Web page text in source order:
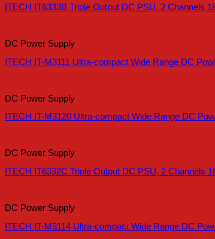
ITECH IT6333B Triple Output DC PSU, 2 Channels
DC Power Supply
ITECH IT-M3111 Ultra-compact Wide Range DC
DC Power Supply
ITECH IT-M3120 Ultra-compact Wide Range DC
DC Power Supply
ITECH IT6332C Triple Output DC PSU, 2 Channels
DC Power Supply
ITECH IT-M3114 Ultra-compact Wide Range DC